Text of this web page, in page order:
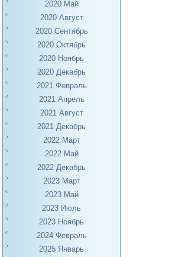
2020 Май
2020 Август
2020 Сентябрь
2020 Октябрь
2020 Ноябрь
2020 Декабрь
2021 Февраль
2021 Апрель
2021 Август
2021 Декабрь
2022 Март
2022 Май
2022 Декабрь
2023 Март
2023 Май
2023 Июль
2023 Ноябрь
2024 Февраль
2025 Январь